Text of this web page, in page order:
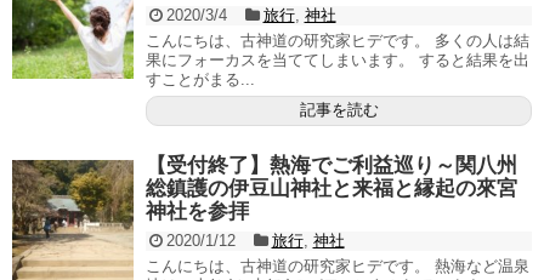
2020/3/4 旅行, 神社
こんにちは、古神道の研究家ヒデです。 多くの人は結
果にフォーカスを当ててしまいます。 すると結果を出
すことがまる...
記事を読む
【受付終了】熱海でご利益巡り～関八州
総鎮護の伊豆山神社と来福と縁起の來宮
神社を参拝
2020/1/12 旅行, 神社
こんにちは、古神道の研究家ヒデです。 熱海など温泉